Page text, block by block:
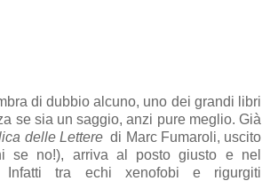
di dubbio alcuno, uno dei grandi libri
se sia un saggio, anzi pure meglio. Già
delle Lettere di Marc Fumaroli, uscito
se no!), arriva al posto giusto e nel
Infatti tra echi xenofobi e rigurgiti